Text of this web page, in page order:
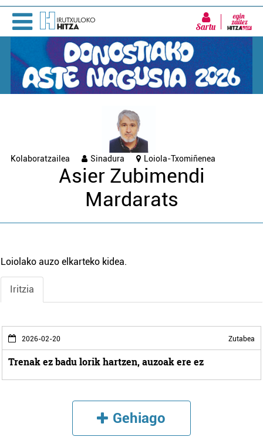
Sartu
Kolaboratzailea Sinadura Loiola-Txomiñenea
Asier Zubimendi
Mardarats
Loiolako auzo elkarteko kidea.
Iritzia
2026-02-20 Zutabea
Trenak ez badu lorik hartzen, auzoak ere ez
Gehiago